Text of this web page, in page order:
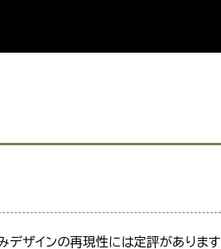
デザインの再現性には定評があります